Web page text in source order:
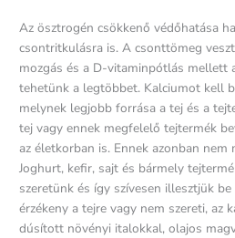
Az ösztrogén csökkenő védőhatása
csontritkulásra is. A csonttömeg
mozgás és a D-vitaminpótlás mellett
tehetünk a legtöbbet. Kalciumot kell
melynek legjobb forrása a tej és a
tej vagy ennek megfelelő tejtermék
az életkorban is. Ennek azonban nem
Joghurt, kefir, sajt és bármely
szeretünk és így szívesen illesztjük
érzékeny a tejre vagy nem szereti, az
dúsított növényi italokkal, olajos